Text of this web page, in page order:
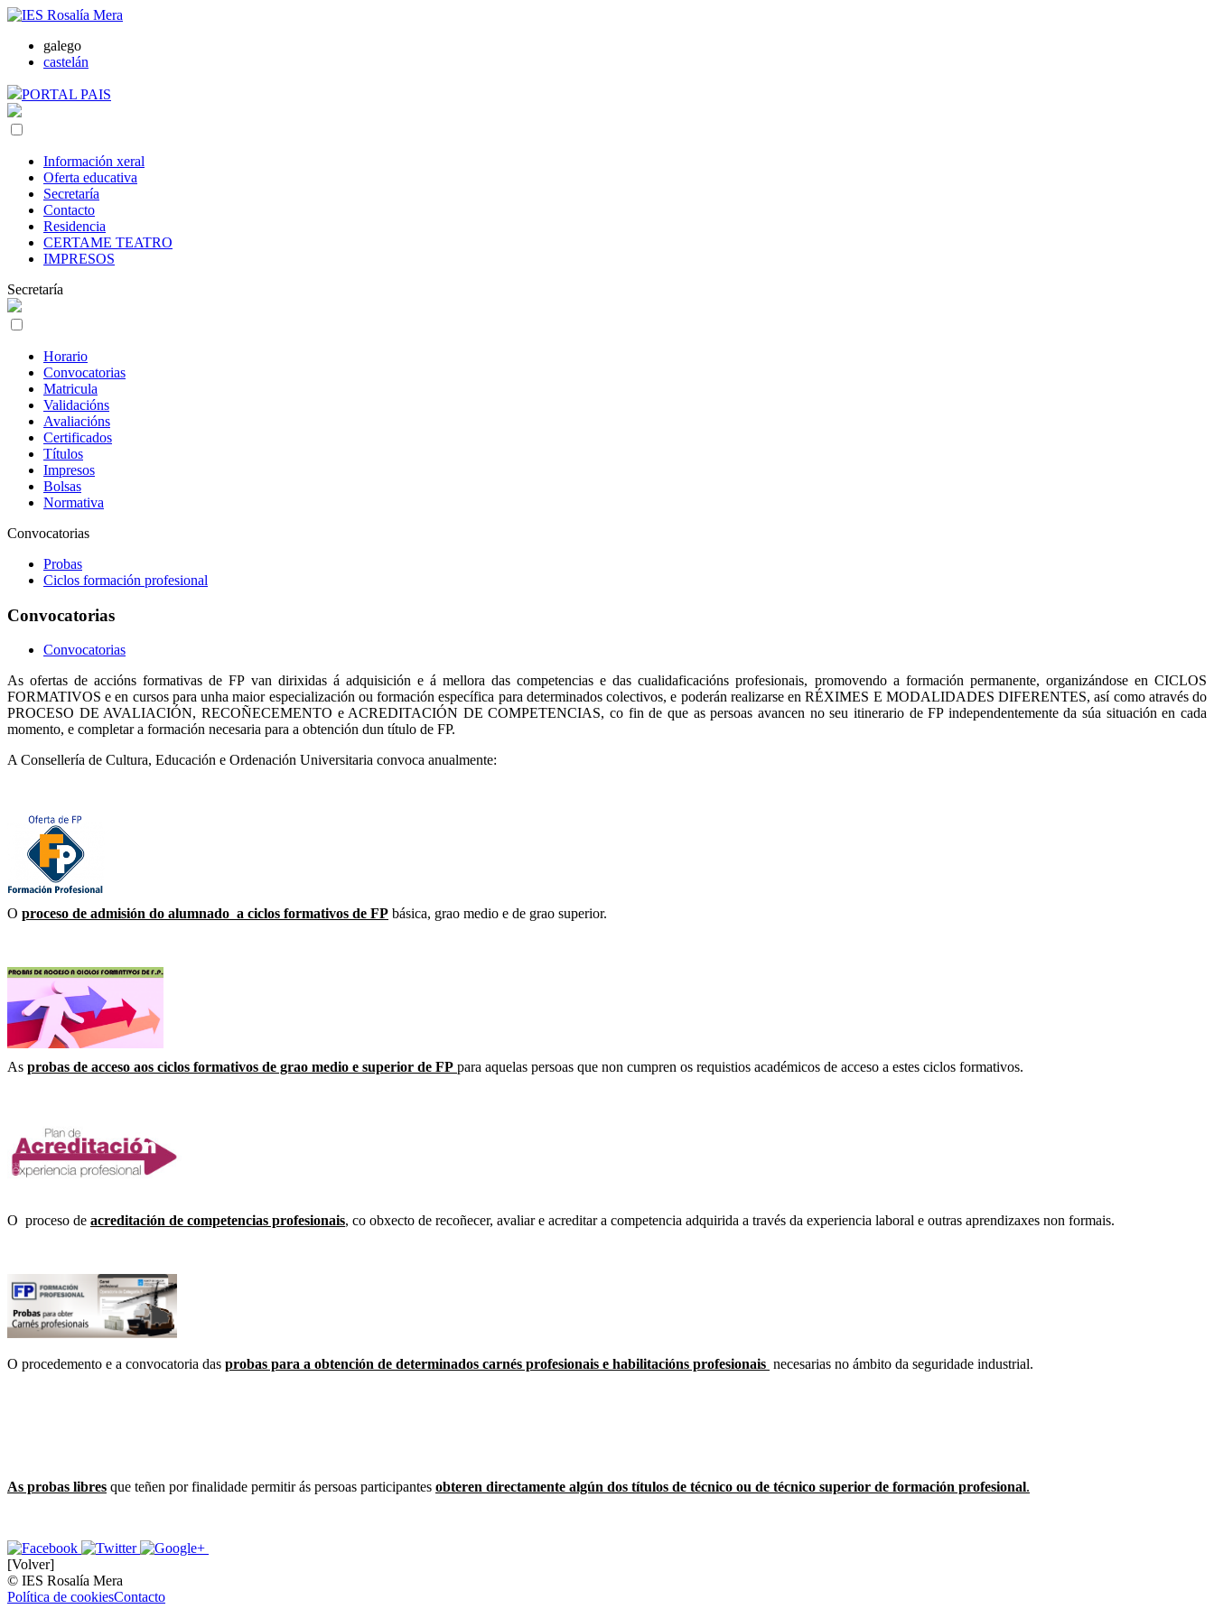
galego
castelán
PORTAL PAIS
Información xeral
Oferta educativa
Secretaría
Contacto
Residencia
CERTAME TEATRO
IMPRESOS
Secretaría
Horario
Convocatorias
Matricula
Validacións
Avaliacións
Certificados
Títulos
Impresos
Bolsas
Normativa
Convocatorias
Probas
Ciclos formación profesional
Convocatorias
Convocatorias
As ofertas de accións formativas de FP van dirixidas á adquisición e á mellora das competencias e das cualidaficacións profesionais, promovendo a formación permanente, organizándose en CICLOS
FORMATIVOS e en cursos para unha maior especialización ou formación específica para determinados colectivos, e poderán realizarse en RÉXIMES E MODALIDADES DIFERENTES, así como através do
PROCESO DE AVALIACIÓN, RECOÑECEMENTO e ACREDITACIÓN DE COMPETENCIAS, co fin de que as persoas avancen no seu itinerario de FP independentemente da súa situación en cada
momento, e completar a formación necesaria para a obtención dun título de FP.
A Consellería de Cultura, Educación e Ordenación Universitaria convoca anualmente:
O proceso de admisión do alumnado a ciclos formativos de FP básica, grao medio e de grao superior.
As probas de acceso aos ciclos formativos de grao medio e superior de FP para aquelas persoas que non cumpren os requistios académicos de acceso a estes ciclos formativos.
O proceso de acredita­ción de competencias profesionais, co obxecto de recoñecer, avaliar e acreditar a competencia adquirida a través da experiencia laboral e outras aprendizaxes non formais.
O procedemento e a convocatoria das probas para a obtención de determinados carnés profesionais e habilitacións profesionais necesarias no ámbito da seguridade industrial.
As probas libres que teñen por finalidade permitir ás persoas participantes obteren directamente algún dos títulos de técnico ou de técnico superior de formación profesional.
[Volver]
© IES Rosalía Mera
Política de cookiesContacto